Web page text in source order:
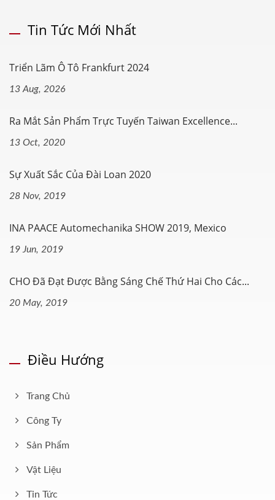
Tin Tức Mới Nhất
Triển Lãm Ô Tô Frankfurt 2024
13 Aug, 2026
Ra Mắt Sản Phẩm Trực Tuyến Taiwan Excellence...
13 Oct, 2020
Sự Xuất Sắc Của Đài Loan 2020
28 Nov, 2019
INA PAACE Automechanika SHOW 2019, Mexico
19 Jun, 2019
CHO Đã Đạt Được Bằng Sáng Chế Thứ Hai Cho Các...
20 May, 2019
Điều Hướng
Trang Chủ
Công Ty
Sản Phẩm
Vật Liệu
Tin Tức